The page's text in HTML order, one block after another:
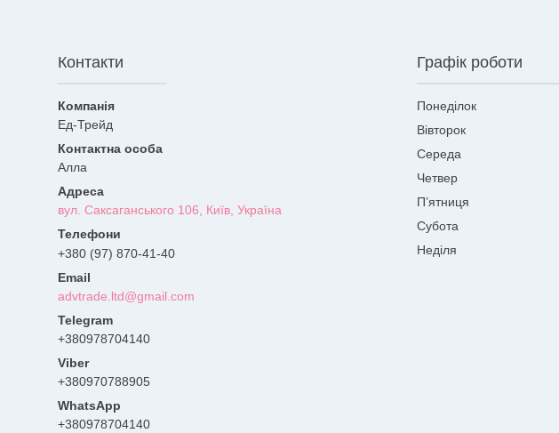
Контакти
Ед-Трейд
Алла
вул. Саксаганського 106, Київ, Україна
+380 (97) 870-41-40
advtrade.ltd@gmail.com
+380978704140
+380970788905
+380978704140
Графік роботи
Понеділок
Вівторок
Середа
Четвер
Пʼятниця
Субота
Неділя